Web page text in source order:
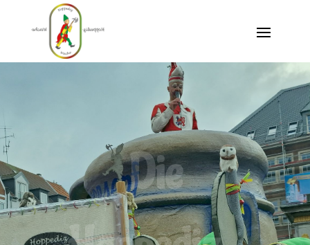
Die
Hoppediz-